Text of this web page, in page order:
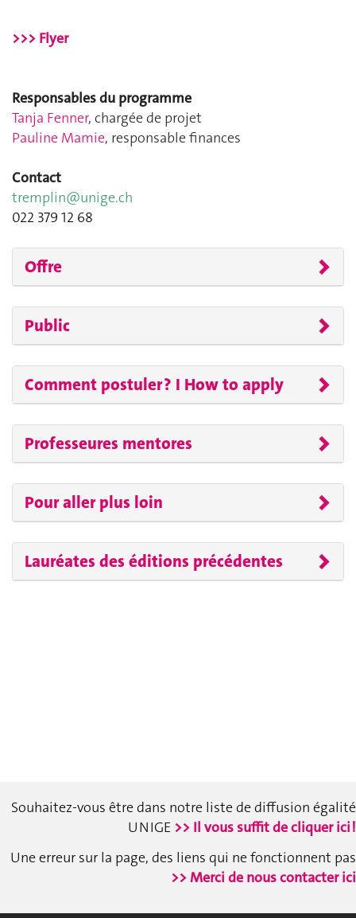
>>> Flyer
Responsables du programme
Tanja Fenner, chargée de projet
Pauline Mamie, responsable finances
Contact
tremplin@unige.ch
022 379 12 68
Offre
Public
Comment postuler ? I How to apply
Professeures mentores
Pour aller plus loin
Lauréates des éditions précédentes
Souhaitez-vous être dans notre liste de diffusion égalité
UNIGE >> Il vous suffit de cliquer ici !
Une erreur sur la page, des liens qui ne fonctionnent pas
>> Merci de nous contacter ici